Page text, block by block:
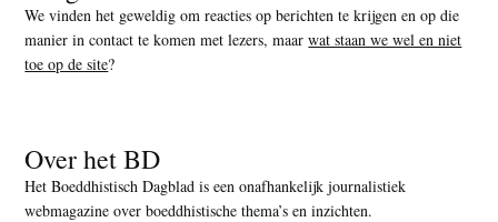
We vinden het geweldig om reacties op berichten te krijgen en op die
manier in contact te komen met lezers, maarwat staan we wel en niet
toe op de site?
Over het BD
Het Boeddhistisch Dagblad is een onafhankelijk journalistiek
webmagazine over boeddhistische thema’s en inzichten.